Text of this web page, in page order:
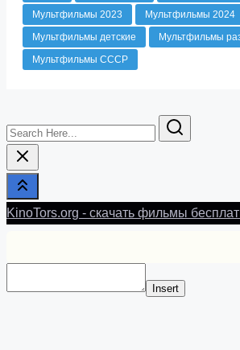
Мультфильмы 2023
Мультфильмы 2024
Мультфильмы детские
Мультфильмы
Мультфильмы СССР
Search
Here...
KinoTors.org - скачать фильмы
Insert